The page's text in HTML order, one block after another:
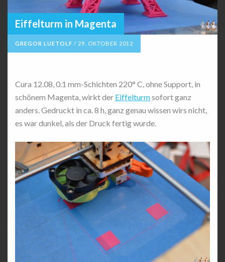
Eiffelturm in Magenta
GREGOR LUETOLF / 29. OKTOBER 2012
Cura 12.08, 0.1 mm-Schichten 220° C, ohne Support, in
schönem Magenta, wirkt der Eiffelturmsofort ganz
anders. Gedruckt in ca. 8 h, ganz genau wissen wirs nicht,
es war dunkel, als der Druck fertig wurde.